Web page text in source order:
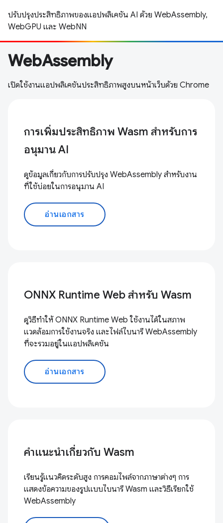
ปรับปรุงประสิทธิภาพของแอปพลิเคชัน AI ด้วย WebAssembly,
WebGPU และ WebNN
WebAssembly
เปิดใช้งานแอปพลิเคชันประสิทธิภาพสูงบนหน้าเว็บด้วย Chrome
การเพิ่มประสิทธิภาพ Wasm สำหรับการ
อนุมาน AI
ดูข้อมูลเกี่ยวกับการปรับปรุง WebAssembly สำหรับงาน
ที่ใช้บ่อยในการอนุมาน AI
อ่านเอกสาร
ONNX Runtime Web สำหรับ Wasm
ดูวิธีทำให้ ONNX Runtime Web ใช้งานได้ในสภาพ
แวดล้อมการใช้งานจริง และไฟล์ไบนารี WebAssembly
ที่จะรวมอยู่ในแอปพลิเคชัน
อ่านเอกสาร
คำแนะนำเกี่ยวกับ Wasm
เรียนรู้แนวคิดระดับสูง การคอมไพล์จากภาษาต่างๆ การ
แสดงข้อความของรูปแบบไบนารี Wasm และวิธีเรียกใช้
WebAssembly